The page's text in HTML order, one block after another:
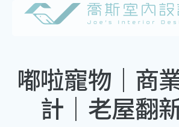
嘟啦寵物｜商
計｜老屋翻